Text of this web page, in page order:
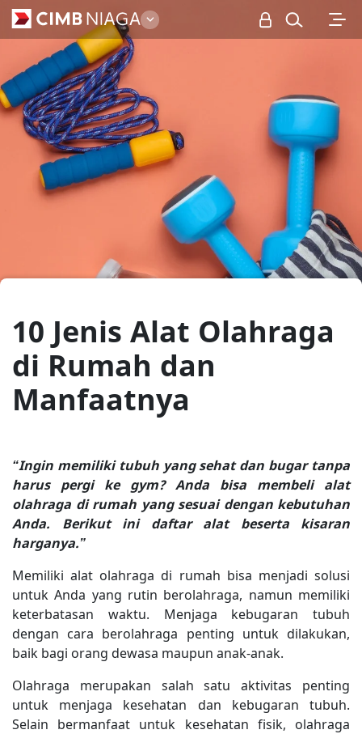
Personal
10 Jenis Alat Olahraga
di Rumah dan
Manfaatnya
“Ingin memiliki tubuh yang sehat dan bugar tanpa
harus pergi ke gym? Anda bisa membeli alat
olahraga di rumah yang sesuai dengan kebutuhan
Anda. Berikut ini daftar alat beserta kisaran
harganya.”
Memiliki alat olahraga di rumah bisa menjadi solusi
untuk Anda yang rutin berolahraga, namun memiliki
keterbatasan waktu. Menjaga kebugaran tubuh
dengan cara berolahraga penting untuk dilakukan,
baik bagi orang dewasa maupun anak-anak.
Olahraga merupakan salah satu aktivitas penting
untuk menjaga kesehatan dan kebugaran tubuh.
Selain bermanfaat untuk kesehatan fisik, olahraga